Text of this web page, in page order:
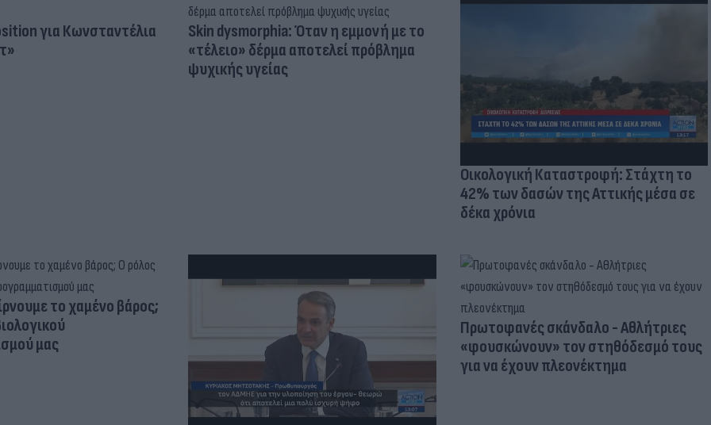
για Κωνσταντέλια
Skin dysmorphia: Όταν η εμμονή με το
«τέλειο» δέρμα αποτελεί πρόβλημα
ψυχικής υγείας
Οικολογική Καταστροφή: Στάχτη το
42% των δασών της Αττικής μέσα σε
δέκα χρόνια
το χαμένο βάρος;
μας
Πρωτοφανές σκάνδαλο - Aθλήτριες
«φουσκώνουν» τον στηθόδεσμό τους
για να έχουν πλεονέκτημα